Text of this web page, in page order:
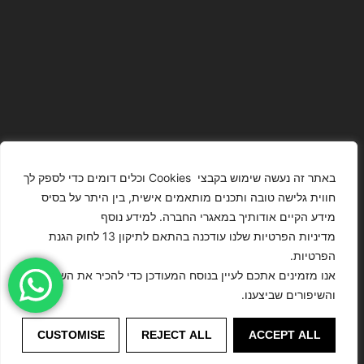
באתר זה נעשה שימוש בקבצי Cookies וכלים דומים כדי לספק לך
חווית גלישה טובה ותכנים מותאמים אישית, בין היתר על בסיס
מידע הקיים אודותיך במאגרי החברה. למידע נוסף
מדיניות הפרטיות שלנו עודכנה בהתאם לתיקון 13 לחוק הגנת
הפרטיות.
אנו מזמינים אתכם לעיין בנוסח המעודכן כדי להכיר את השינויים
והשיפורים שביצענו.
CUSTOMISE REJECT ALL ACCEPT ALL
Presented On
This Website
Have Been
Digitally
Enhanced Or
Modified.
T4YOU
MODELS
ISRAEL – כל
הזכויות שמורות
מדיניות
הפרטיות
הצהרת נגישות